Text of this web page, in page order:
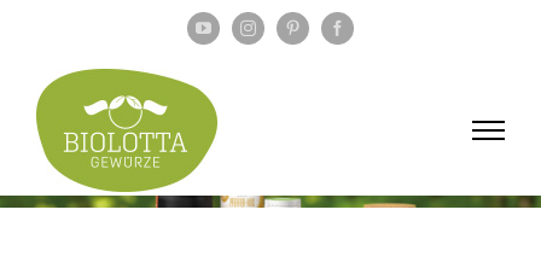
springen
YouTubeInstagramPinterestFacebook